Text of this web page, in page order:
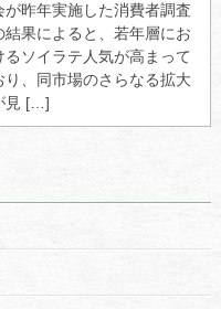
が昨年実施した消費者調査
結果によると、若年層にお
るソイラテ人気が高まって
り、同市場のさらなる拡大
見 […]